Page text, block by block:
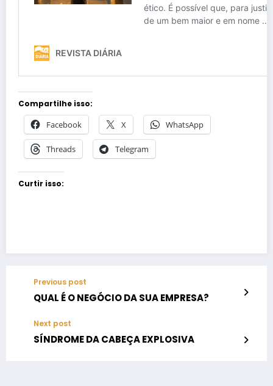
Compartilhe isso:
Facebook X WhatsApp
Threads Telegram
Curtir isso:
Previous post
QUAL É O NEGÓCIO DA SUA EMPRESA?
Next post
SÍNDROME DA CABEÇA EXPLOSIVA